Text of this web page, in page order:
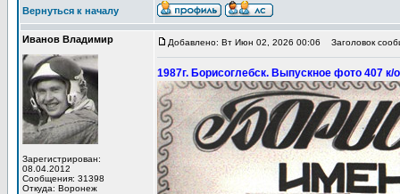
Вернуться к началу
Иванов Владимир
Зарегистрирован:
08.04.2012
Сообщения: 31398
Откуда: Воронеж
Добавлено: Вт Июн 02, 2026 00:06 Заголовок
1987г. Борисоглебск. Выпускное фото 407 к/